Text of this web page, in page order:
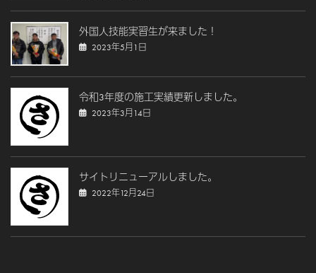
外国人技能実習生が来ました！
2023年5月1日
令和3年度の施工実績更新しました。
2023年3月14日
サイトリニューアルしました。
2022年12月24日